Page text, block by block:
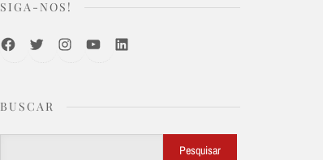
SIGA-NOS!
FacebookTwitterInstagramYoutubeLinkedIn
BUSCAR
Pesquisar